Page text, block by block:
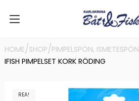
HOME/SHOP/PIMPELSPÖN, ISMETESPÖN
IFISH PIMPELSET KORK RÖDING
REA!